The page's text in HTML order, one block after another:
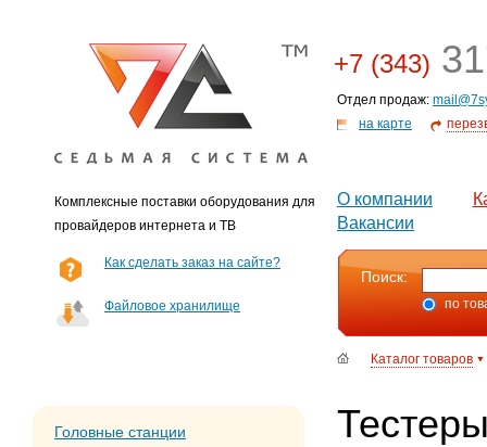
Комплексные поставки оборудования для
провайдеров интернета и ТВ
+7 (343)
Отдел продаж:
на карте
О компании
Вакансии
Как сделать заказ на сайте?
Файловое хранилище
Поиск:
по
Каталог товаров
Головные станции